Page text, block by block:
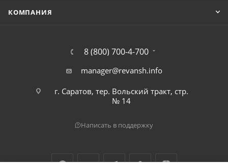
КОМПАНИЯ
8 (800) 700-4-700
manager@revansh.info
г. Саратов, тер. Вольский тракт, стр.
№ 14
Написать в поддержку